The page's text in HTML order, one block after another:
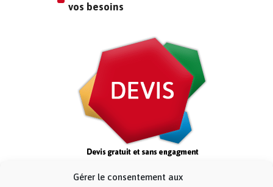
Gérer le consentement aux
vos besoins